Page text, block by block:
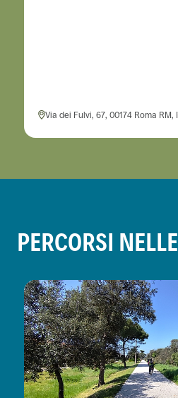
Via dei Fulvi, 67, 00174 Roma RM,
PERCORSI